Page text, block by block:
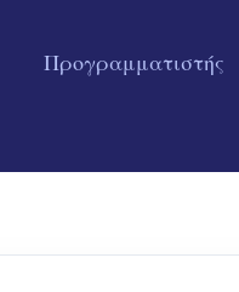
Προγραμματιστής